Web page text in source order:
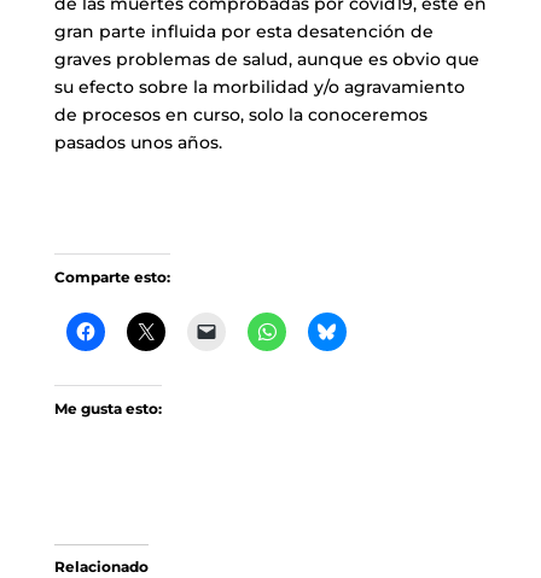
gran parte influida por esta desatención de
graves problemas de salud, aunque es obvio que
su efecto sobre la morbilidad y/o agravamiento
de procesos en curso, solo la conoceremos
pasados unos años.
Comparte esto:
Me gusta esto:
Relacionado